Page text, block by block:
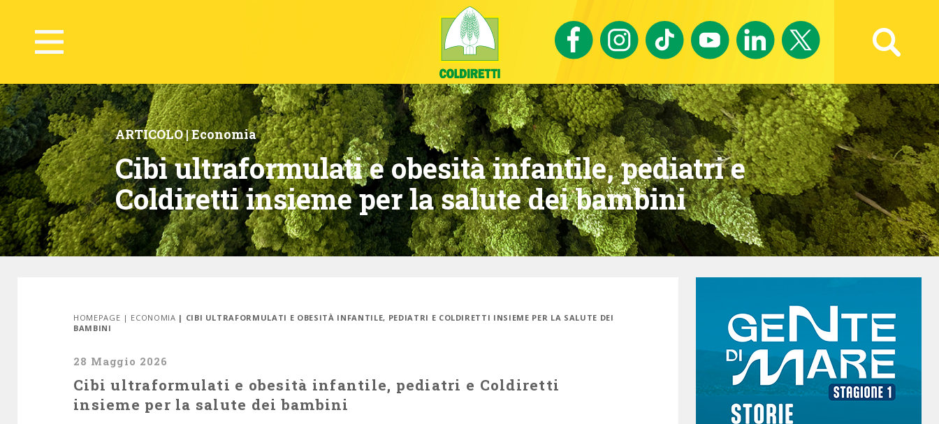
Ricerca avanzata
ARTICOLO |Economia
Cibi ultraformulati e obesità infantile, pediatri e
Coldiretti insieme per la salute dei bambini
HOMEPAGE | ECONOMIA | CIBI ULTRAFORMULATI E OBESITÀ INFANTILE, PEDIATRI E COLDIRETTI INSIEME PER LA SALUTE DEI
BAMBINI
28 Maggio 2026
Cibi ultraformulati e obesità infantile, pediatri e Coldiretti
insieme per la salute dei bambini